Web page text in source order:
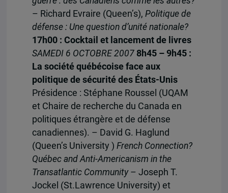
– Richard Evraire (Queen’s), Politique de
défense : Une question d’unité nationale?
17h00 : Cocktail et lancement de livres
SAMEDI 6 OCTOBRE 2007 8h45 – 9h45 :
La société québécoise face aux
politique de sécurité des États-Unis
Présidence : Stéphane Roussel (UQAM
et Chaire de recherche du Canada en
politiques étrangère et de défense
canadiennes). – David G. Haglund
(Queen’s University ) French Connection?
Québec and Anti-Americanism in the
Transatlantic Community– Joseph T.
Jockel (St.Lawrence University) et